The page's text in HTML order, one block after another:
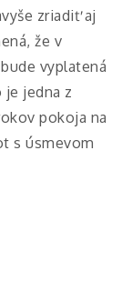
zriadiť aj
že v
vyplatená
jedna z
pokoja na
s úsmevom